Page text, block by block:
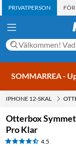
PRIVATPERSON
SOMMARREA -
IPHONE 12-SKAL
Otterbox
Pro Klar
4.5